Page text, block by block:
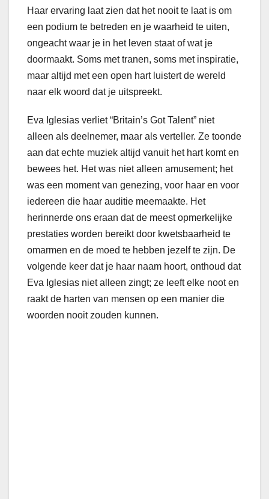
Haar ervaring laat zien dat het nooit te laat is om
een podium te betreden en je waarheid te uiten,
ongeacht waar je in het leven staat of wat je
doormaakt. Soms met tranen, soms met inspiratie,
maar altijd met een open hart luistert de wereld
naar elk woord dat je uitspreekt.
Eva Iglesias verliet “Britain’s Got Talent” niet
alleen als deelnemer, maar als verteller. Ze toonde
aan dat echte muziek altijd vanuit het hart komt en
bewees het. Het was niet alleen amusement; het
was een moment van genezing, voor haar en voor
iedereen die haar auditie meemaakte. Het
herinnerde ons eraan dat de meest opmerkelijke
prestaties worden bereikt door kwetsbaarheid te
omarmen en de moed te hebben jezelf te zijn. De
volgende keer dat je haar naam hoort, onthoud dat
Eva Iglesias niet alleen zingt; ze leeft elke noot en
raakt de harten van mensen op een manier die
woorden nooit zouden kunnen.